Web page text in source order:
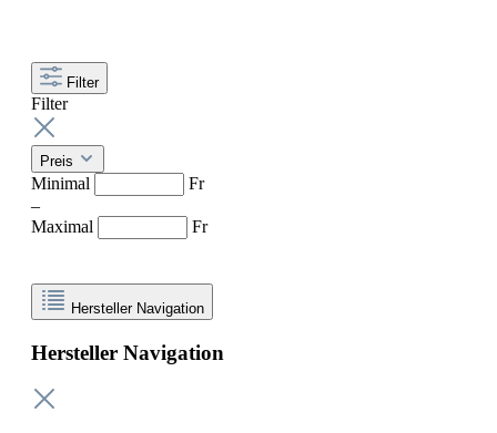
Filter
Filter
Preis
Minimal
Fr
–
Maximal
Fr
Hersteller Navigation
Hersteller Navigation